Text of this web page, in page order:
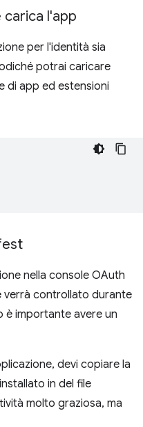
carica l'app
per l'identità sia
potrai caricare
di app ed estensioni
nella console OAuth
verrà controllato durante
è importante avere un
devi copiare la
installato in del file
molto graziosa, ma